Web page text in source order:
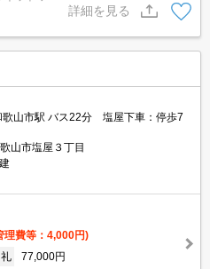
詳細を見る
歌山市駅 バス22分 塩屋下車：停歩7
山市塩屋３丁目
理費等：4,000円)
礼
77,000円